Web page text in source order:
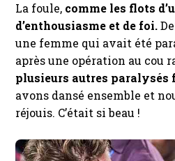
La foule, comme les flots
d’enthousiasme et de foi.
une femme qui avait été
après une opération au cou
plusieurs autres paralysés
avons dansé ensemble et
réjouis. C’était si beau !